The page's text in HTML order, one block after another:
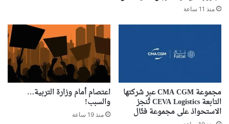
منذ 11 ساعة
مجموعة CMA CGM عبر شركتها
التابعة CEVA Logistics تُنجز
الاستحواذ على مجموعة فتّال
اعتصام أمام وزارة التربية…
والسبب!
منذ 19 ساعة